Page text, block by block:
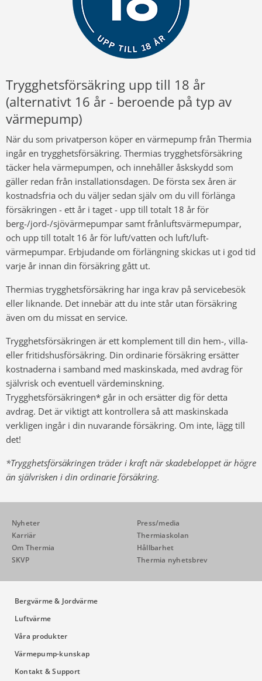
Trygghetsförsäkring upp till 18 år
(alternativt 16 år - beroende på typ av
värmepump)
När du som privatperson köper en värmepump från Thermia
ingår en trygghetsförsäkring. Thermias trygghetsförsäkring
täcker hela värmepumpen, och innehåller åskskydd som
gäller redan från installationsdagen. De första sex åren är
kostnadsfria och du väljer sedan själv om du vill förlänga
försäkringen - ett år i taget - upp till totalt 18 år för
berg-/jord-/sjövärmepumpar samt frånluftsvärmepumpar,
och upp till totalt 16 år för luft/vatten och luft/luft-
värmepumpar. Erbjudande om förlängning skickas ut i god tid
varje år innan din försäkring gått ut.
Thermias trygghetsförsäkring har inga krav på servicebesök
eller liknande. Det innebär att du inte står utan försäkring
även om du missat en service.
Trygghetsförsäkringen är ett komplement till din hem-, villa-
eller fritidshusförsäkring. Din ordinarie försäkring ersätter
kostnaderna i samband med maskinskada, med avdrag för
självrisk och eventuell värdeminskning.
Trygghetsförsäkringen* går in och ersätter dig för detta
avdrag. Det är viktigt att kontrollera så att maskinskada
verkligen ingår i din nuvarande försäkring. Om inte, lägg till
det!
*Trygghetsförsäkringen träder i kraft när skadebeloppet är högre
än självrisken i din ordinarie försäkring.
Nyheter
Press/media
Karriär
Thermiaskolan
Om Thermia
Hållbarhet
SKVP
Thermia nyhetsbrev
Bergvärme & Jordvärme
Luftvärme
Våra produkter
Värmepump-kunskap
Kontakt & Support